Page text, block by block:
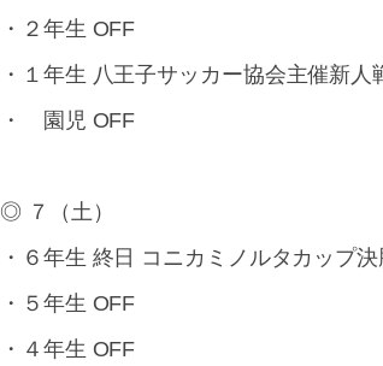
・２年生 OFF
・１年生 八王子サッカー協会主催新
・ 園児 OFF
◎ ７（土）
・６年生 終日 コニカミノルタカップ
・５年生 OFF
・４年生 OFF